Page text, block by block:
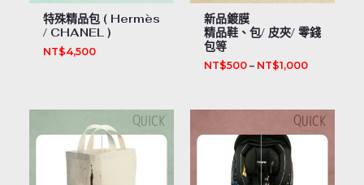
特殊精品包 ( Hermès
/ CHANEL )
NT$4,500
新品鍍膜
精品鞋、包/ 皮夾/ 零錢
包等
NT$500– NT$1,000